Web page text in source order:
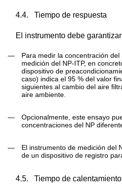
4.4. Tiempo de respuesta
El instrumento debe
—
Para medir la concentración del
medición del NP-ITP, en
dispositivo de
caso) indica el 95 % del valor
siguientes al cambio del aire
aire ambiente.
—
Opcionalmente, este ensayo
concentraciones del NP
—
El instrumento de medición del
de un dispositivo de registro
4.5. Tiempo de calentamiento